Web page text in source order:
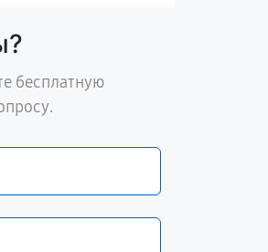
бесплатную